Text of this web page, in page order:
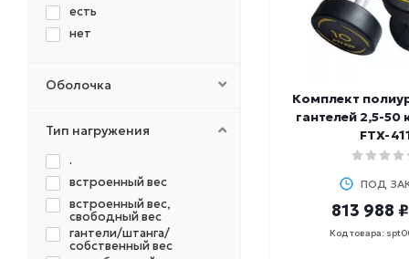
Комплект
гантелей 2,5-50
FTX-
ПОД
813 988 ₽
Код товара:
MB Barbell
MERACH
PRCTZ
PRECOR
PROFI-FIT
REBEL
SHUA
SPEEDIANCE
есть
нет
Оболочка
Тип нагружения
.
встроенный вес
встроенный вес,
свободный вес
гантели/штанга/
собственный вес